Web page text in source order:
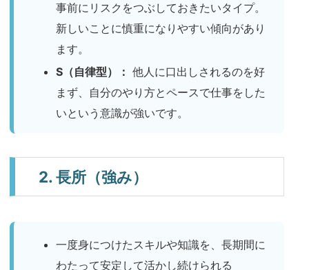
事前にリスクをつぶしておきたいタイプ。
新しいことに慎重になりやすい傾向があり
ます。
S（自律型）： 他人に口出しされるのを好
まず、自分のやり方とペースで仕事をした
いという意識が強いです。
2. 長所（強み）
一度身につけたスキルや知識を、長期間に
わたって安定して活かし続けられる